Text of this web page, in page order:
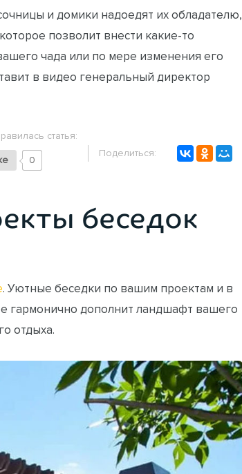
и домики надоедят их обладателю,
позволит внести какие-то
чада или по мере изменения его
в видео генеральный директор
статья:
0
Поделиться:
беседок
. Уютные беседки по вашим проектам и в
гармонично дополнит ландшафт вашего
отдыха.